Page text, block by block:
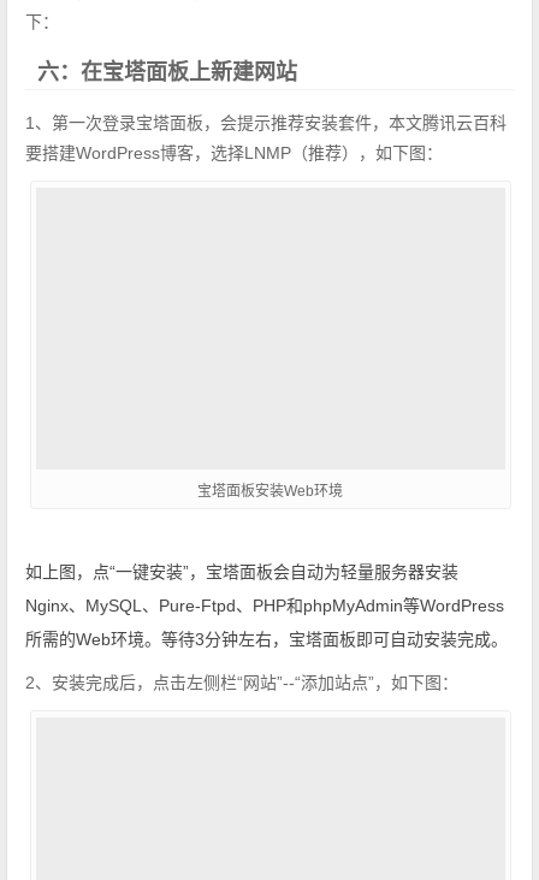
下：
六：在宝塔面板上新建网站
1、第一次登录宝塔面板，会提示推荐安装套件，本文腾讯云百科
要搭建WordPress博客，选择LNMP（推荐），如下图：
宝塔面板安装Web环境
​如上图，点“一键安装”，宝塔面板会自动为轻量服务器安装
Nginx、MySQL、Pure-Ftpd、PHP和phpMyAdmin等WordPress
所需的Web环境。等待3分钟左右，宝塔面板即可自动安装完成。
2、安装完成后，点击左侧栏“网站”--“添加站点”，如下图：